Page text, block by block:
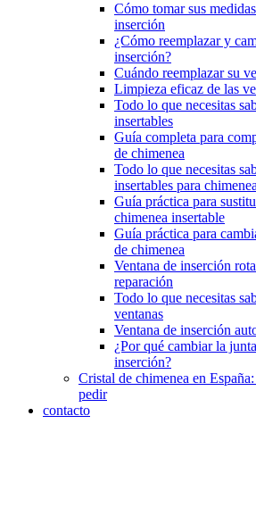
Cómo tomar sus
inserción
¿Cómo reemplazar y
inserción?
Cuándo reemplazar su
Limpieza eficaz de las
Todo lo que necesitas
insertables
Guía completa para
de chimenea
Todo lo que necesitas
insertables para
Guía práctica para
chimenea insertable
Guía práctica para
de chimenea
Ventana de inserción
reparación
Todo lo que necesitas
ventanas
Ventana de inserción
¿Por qué cambiar la
inserción?
Cristal de chimenea en
pedir
contacto